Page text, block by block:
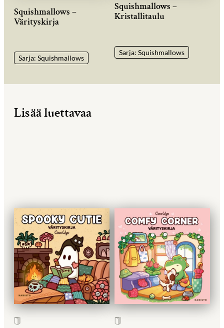
Squishmallows –
Värityskirja
Sarja: Squishmallows
Squishmallows –
Kristallitaulu
Sarja: Squishmallows
Lisää luettavaa